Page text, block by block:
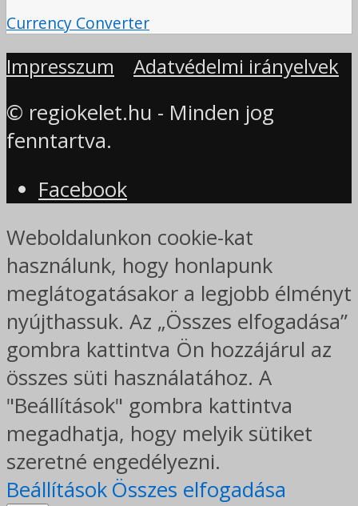
Currency Converter
Impresszum Adatvédelmi irányelvek
© regiokelet.hu - Minden jog
fenntartva.
Facebook
Weboldalunkon cookie-kat
használunk, hogy honlapunk
meglátogatásakor a legjobb élményt
nyújthassuk. Az „Összes elfogadása”
gombra kattintva Ön hozzájárul az
összes süti használatához. A
"Beállítások" gombra kattintva
megadhatja, hogy melyik sütiket
szeretné engedélyezni.
Beállítások Összes elfogadása